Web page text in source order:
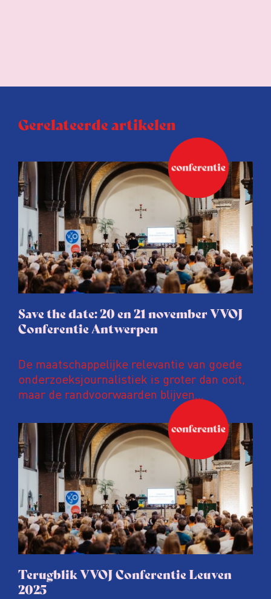
Gerelateerde artikelen
Save the date: 20 en 21 november VVOJ
Conferentie Antwerpen
De maatschappelijke relevantie van goede
onderzoeksjournalistiek is groter dan ooit,
maar de randvoorwaarden blijven
kwetsbaar. Tijdens de komende VVOJ
Conferentie duiken we in De
ongemakkelijke werkelijkheid: een eerlijke
en urgente blik op de staat van ons vak.
Terugblik VVOJ Conferentie Leuven
2025